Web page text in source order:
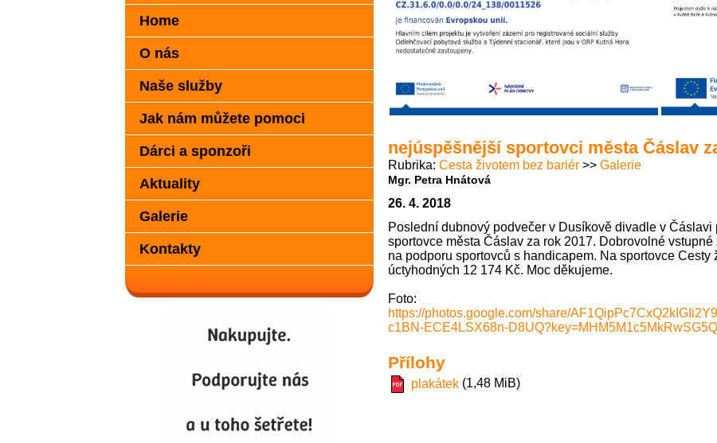
nejúspěšnější sportovci města Čáslav
Rubrika Cesta životem bez bariér Galerie
Mgr. Petra Hnátová
26. 4. 2018
Poslední dubnový podvečer v Dusíkově divadle v
sportovce města Čáslav za rok 2017. Dobrovolné
na podporu sportovců s handicapem. Na sportovce
úctyhodných 12 174 Kč. Moc děkujeme.
Foto:
https://photos.google.com/share/
c1BN-ECE4LSX68n-
Přílohy
plakátek (1,48 MiB)
Home
O nás
Naše služby
Jak nám můžete pomoci
Dárci a sponzoři
Aktuality
Galerie
Kontakty